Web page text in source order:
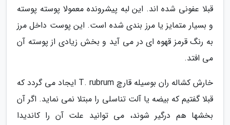
قبلا عفونی شده اند. این لبه پیشرونده معمولا پوسته پوسته
و بسیار متمایز یا مرز بندی شده است. این پوست داخل مرز
به رنگ قرمز قهوه ای در می آید و بخش زیادی از پوسته آن
می افتد.
خارش کشاله ران بوسیله قارچ T. rubrum ایجاد می گردد که
قبلا گفتیم که بیضه یا آلت تناسلی را مبتلا نمی نماید. اگر آن
بخشها هم درگیر شوند، می توانید علت آن را کاندیدا